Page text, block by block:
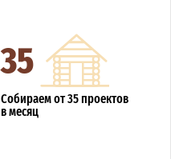
35
Собираем от 35 проектов
в месяц